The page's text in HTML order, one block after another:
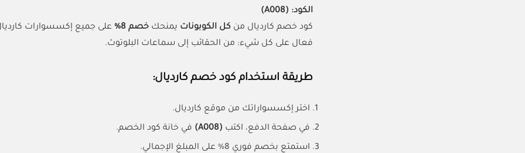
الكود: (A008)
كود خصم كارديال من كل الكوبونات يمنحك خصم 8%
على جميع إكسسوارات
فعال على كل شيء: من الحقائب إلى سماعات البلوتوث.
طريقة استخدام كود خصم كارديال:
اختر إكسسواراتك من موقع كارديال.
في صفحة الدفع، اكتب (A008) في خانة كود الخصم.
استمتع بخصم فوري 8% على المبلغ الإجمالي.